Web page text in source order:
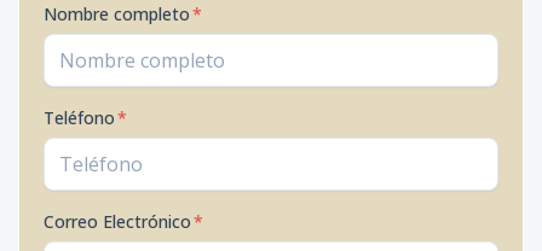
Nombre completo*
Teléfono*
Correo Electrónico*